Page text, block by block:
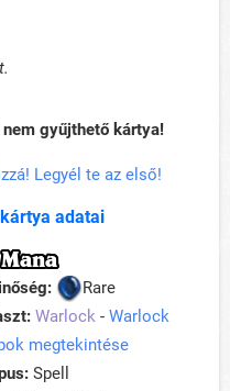
gyűjthető kártya!
Legyél te az első!
adatai
Rare
Warlock - Warlock
megtekintése
Spell